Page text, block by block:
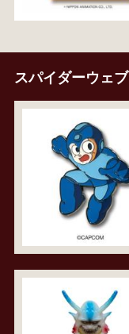
スパイダーウェ